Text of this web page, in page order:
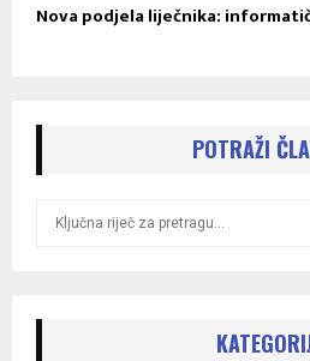
Nova podjela liječnika:
POTRAŽI